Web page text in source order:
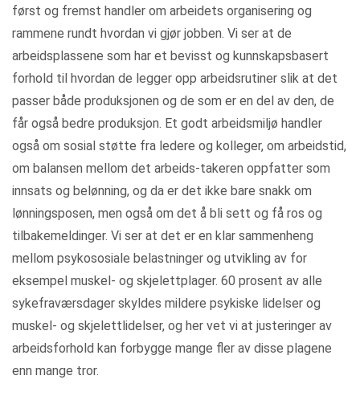
først og fremst handler om arbeidets organisering og
rammene rundt hvordan vi gjør jobben. Vi ser at de
arbeidsplassene som har et bevisst og kunnskapsbasert
forhold til hvordan de legger opp arbeidsrutiner slik at det
passer både produksjonen og de som er en del av den, de
får også bedre produksjon. Et godt arbeidsmiljø handler
også om sosial støtte fra ledere og kolleger, om arbeidstid,
om balansen mellom det arbeids-takeren oppfatter som
innsats og belønning, og da er det ikke bare snakk om
lønningsposen, men også om det å bli sett og få ros og
tilbakemeldinger. Vi ser at det er en klar sammenheng
mellom psykososiale belastninger og utvikling av for
eksempel muskel- og skjelettplager. 60 prosent av alle
sykefraværsdager skyldes mildere psykiske lidelser og
muskel- og skjelettlidelser, og her vet vi at justeringer av
arbeidsforhold kan forbygge mange fler av disse plagene
enn mange tror.